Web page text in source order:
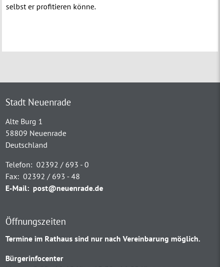
selbst er profitieren könne.
Stadt Neuenrade
Alte Burg 1
58809 Neuenrade
Deutschland
Telefon: 02392 / 693 - 0
Fax: 02392 / 693 - 48
E-Mail: post@neuenrade.de
Öffnungszeiten
Termine im Rathaus sind nur nach Vereinbarung möglich.
Bürgerinfocenter